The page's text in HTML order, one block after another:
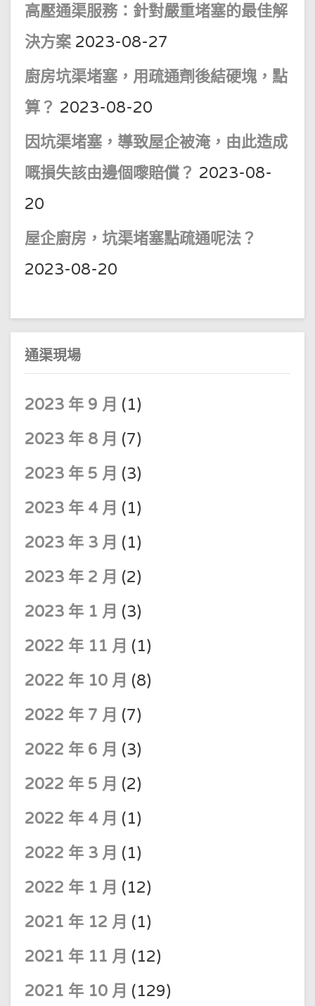
高壓通渠服務：針對嚴重堵塞的最佳解
決方案 2023-08-27
廚房坑渠堵塞，用疏通劑後結硬塊，點
算？ 2023-08-20
因坑渠堵塞，導致屋企被淹，由此造成
嘅損失該由邊個嚟賠償？ 2023-08-
20
屋企廚房，坑渠堵塞點疏通呢法？
2023-08-20
通渠現場
2023 年 9 月 (1)
2023 年 8 月 (7)
2023 年 5 月 (3)
2023 年 4 月 (1)
2023 年 3 月 (1)
2023 年 2 月 (2)
2023 年 1 月 (3)
2022 年 11 月 (1)
2022 年 10 月 (8)
2022 年 7 月 (7)
2022 年 6 月 (3)
2022 年 5 月 (2)
2022 年 4 月 (1)
2022 年 3 月 (1)
2022 年 1 月 (12)
2021 年 12 月 (1)
2021 年 11 月 (12)
2021 年 10 月 (129)